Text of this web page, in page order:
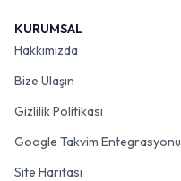
KURUMSAL
Hakkımızda
Bize Ulaşın
Gizlilik Politikası
Google Takvim Entegrasyonu
Site Haritası